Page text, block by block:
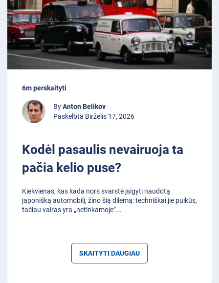
6m perskaityti
ByAnton Belikov
Paskelbta Birželis 17, 2026
Kodėl pasaulis nevairuoja ta
pačia kelio puse?
Kiekvienas, kas kada nors svarstė įsigyti naudotą
japonišką automobilį, žino šią dilemą: techniškai jie puikūs,
tačiau vairas yra „netinkamoje”...
SKAITYTI DAUGIAU